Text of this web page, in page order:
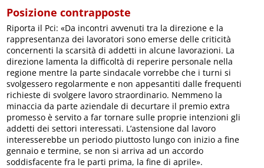
Posizione contrapposte
Riporta il Pci: «Da incontri avvenuti tra la direzione e la
rappresentanza dei lavoratori sono emerse delle criticità
concernenti la scarsità di addetti in alcune lavorazioni. La
direzione lamenta la difficoltà di reperire personale nella
regione mentre la parte sindacale vorrebbe che i turni si
svolgessero regolarmente e non appesantiti dalle frequenti
richieste di svolgere lavoro straordinario. Nemmeno la
minaccia da parte aziendale di decurtare il premio extra
promesso è servito a far tornare sulle proprie intenzioni gli
addetti dei settori interessati. L’astensione dal lavoro
interesserebbe un periodo piuttosto lungo con inizio a fine
gennaio e termine, se non si arriva ad un accordo
soddisfacente fra le parti prima, la fine di aprile».